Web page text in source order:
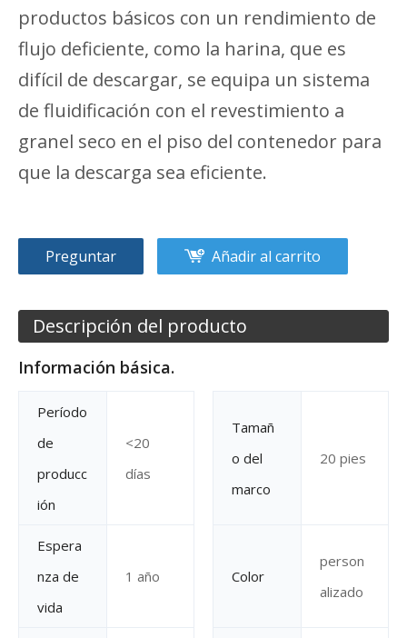
productos básicos con un rendimiento de
flujo deficiente, como la harina, que es
difícil de descargar, se equipa un sistema
de fluidificación con el revestimiento a
granel seco en el piso del contenedor para
que la descarga sea eficiente.
Preguntar Añadir al carrito
Descripción del producto
Información básica.
Período
de
producc
ión
<20
días
Tamañ
o del
marco
20 pies
Espera
nza de
vida
1 año Color
person
alizado